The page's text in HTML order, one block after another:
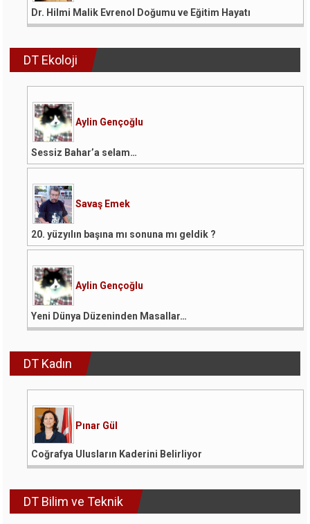
Dr. Hilmi Malik Evrenol Doğumu ve Eğitim Hayatı
DT Ekoloji
Aylin Gençoğlu
Sessiz Bahar’a selam…
Savaş Emek
20. yüzyılın başına mı sonuna mı geldik ?
Aylin Gençoğlu
Yeni Dünya Düzeninden Masallar…
DT Kadın
Pınar Gül
Coğrafya Ulusların Kaderini Belirliyor
DT Bilim ve Teknik